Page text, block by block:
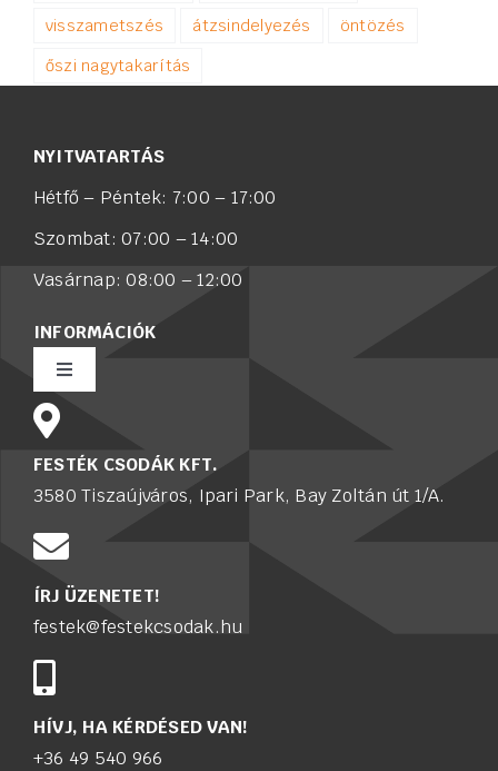
visszametszés
átzsindelyezés
öntözés
őszi nagytakarítás
NYITVATARTÁS
Hétfő – Péntek: 7:00 – 17:00
Szombat: 07:00 – 14:00
Vasárnap: 08:00 – 12:00
INFORMÁCIÓK
Toggle
Navigation
Rólunk
Értékesítő munkatársat keresünk
Kapcsolat
FESTÉK CSODÁK KFT.
3580 Tiszaújváros, Ipari Park, Bay Zoltán út 1/A.
ÍRJ ÜZENETET!
festek@festekcsodak.hu
HÍVJ, HA KÉRDÉSED VAN!
+36 49 540 966